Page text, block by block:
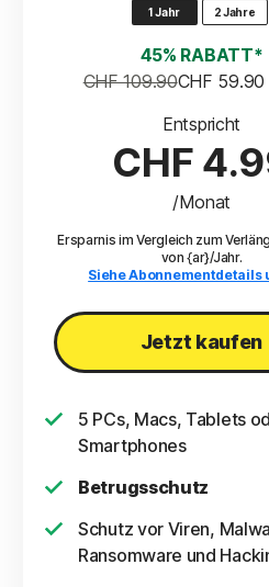
1 Jahr 2 Jahre
45% RABATT*
CHF 109.90CHF 59.90
Entspricht
CHF
/Monat
Ersparnis im Vergleich zum
von {ar}/Jahr.
Siehe Abonnementdetails
Jetzt kaufen
5 PCs, Macs, Tablets
Smartphones
Betrugsschutz
Schutz vor Viren,
Ransomware und